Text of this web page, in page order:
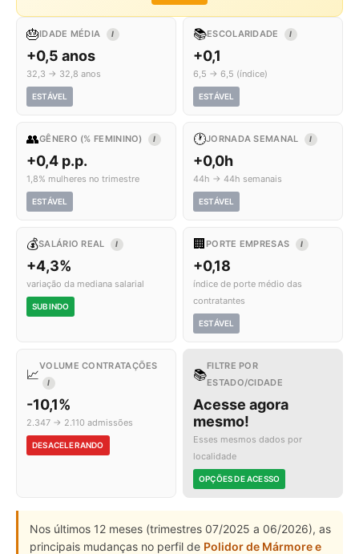
🎂IDADE MÉDIA I
+0,5 anos
32,3 → 32,8 anos
ESTÁVEL
📚ESCOLARIDADE I
+0,1
6,5 → 6,5 (índice)
ESTÁVEL
👥GÊNERO (% FEMININO) I
+0,4 p.p.
1,8% mulheres no trimestre
ESTÁVEL
🕐JORNADA SEMANAL I
+0,0h
44h → 44h semanais
ESTÁVEL
💰SALÁRIO REAL I
+4,3%
variação da mediana salarial
SUBINDO
🏢 PORTE EMPRESAS I
+0,18
índice de porte médio das
contratantes
ESTÁVEL
📈
VOLUME CONTRATAÇÕES
I
-10,1%
2.347 → 2.110 admissões
DESACELERANDO
📚
FILTRE POR
ESTADO/CIDADE
Acesse agora
mesmo!
Esses mesmos dados por
localidade
OPÇÕES DE ACESSO
Nos últimos 12 meses (trimestres 07/2025 a 06/2026), as
principais mudanças no perfil de Polidor de Mármore e